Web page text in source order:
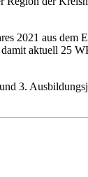
2021 aus
aktuell 25
3.